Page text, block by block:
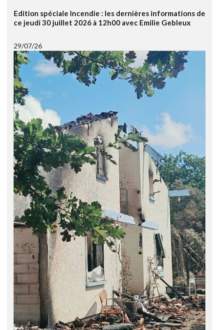
Edition spéciale Incendie : les dernières informations de
ce jeudi 30 juillet 2026 à 12h00 avec Emilie Gebleux
29/07/26